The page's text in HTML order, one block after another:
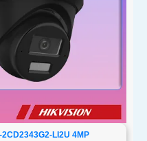
LI2U 4MP